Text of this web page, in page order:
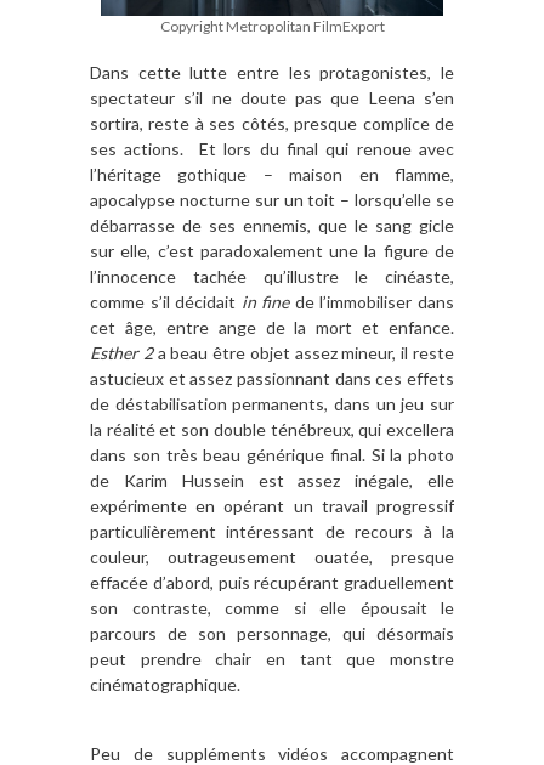
Copyright Metropolitan FilmExport
Dans cette lutte entre les protagonistes, le
spectateur s’il ne doute pas que Leena s’en
sortira, reste à ses côtés, presque complice de
ses actions. Et lors du final qui renoue avec
l’héritage gothique – maison en flamme,
apocalypse nocturne sur un toit – lorsqu’elle se
débarrasse de ses ennemis, que le sang gicle
sur elle, c’est paradoxalement une la figure de
l’innocence tachée qu’illustre le cinéaste,
comme s’il décidait in finede l’immobiliser dans
cet âge, entre ange de la mort et enfance.
Esther 2a beau être objet assez mineur, il reste
astucieux et assez passionnant dans ces effets
de déstabilisation permanents, dans un jeu sur
la réalité et son double ténébreux, qui excellera
dans son très beau générique final. Si la photo
de Karim Hussein est assez inégale, elle
expérimente en opérant un travail progressif
particulièrement intéressant de recours à la
couleur, outrageusement ouatée, presque
effacée d’abord, puis récupérant graduellement
son contraste, comme si elle épousait le
parcours de son personnage, qui désormais
peut prendre chair en tant que monstre
cinématographique.
Peu de suppléments vidéos accompagnent